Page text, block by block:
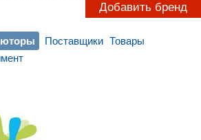
Добавить бренд
Поставщики Товары